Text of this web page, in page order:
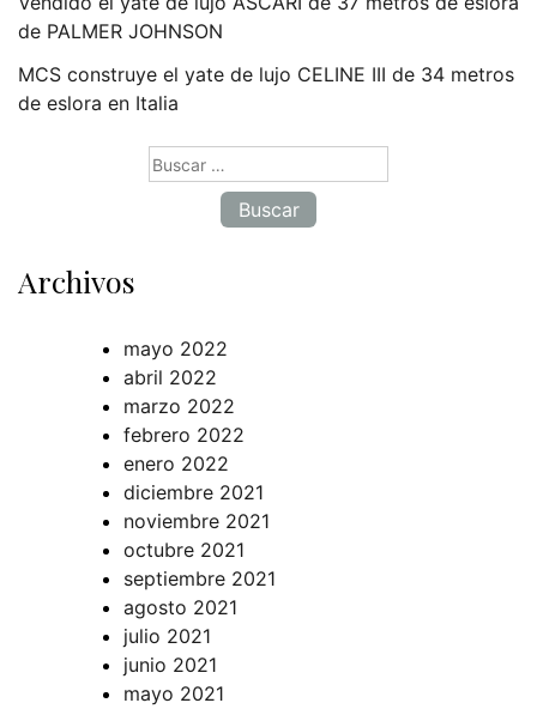
de PALMER JOHNSON
MCS construye el yate de lujo CELINE III de 34 metros
de eslora en Italia
Archivos
mayo 2022
abril 2022
marzo 2022
febrero 2022
enero 2022
diciembre 2021
noviembre 2021
octubre 2021
septiembre 2021
agosto 2021
julio 2021
junio 2021
mayo 2021